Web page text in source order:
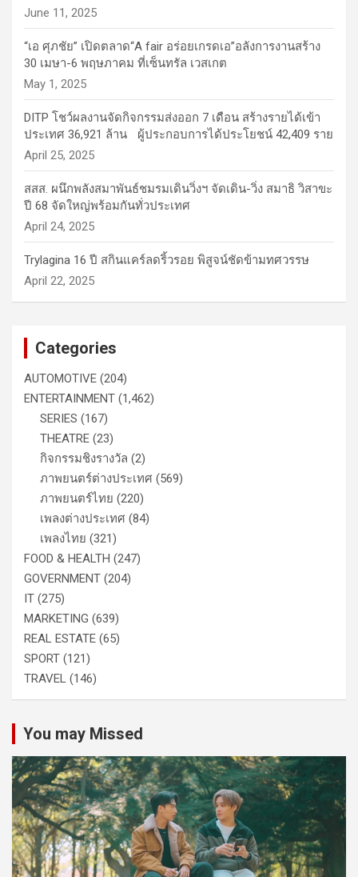
June 11, 2025
“เอ ศุภชัย” เปิดตลาด“A fair อร่อยเกรดเอ”อลังการงานสร้าง
30 เมษา-6 พฤษภาคม ที่เซ็นทรัล เวสเกต
May 1, 2025
DITP โชว์ผลงานจัดกิจกรรมส่งออก 7 เดือน สร้างรายได้เข้า
ประเทศ 36,921 ล้าน ผู้ประกอบการได้ประโยชน์ 42,409 ราย
April 25, 2025
สสส. ผนึกพลังสมาพันธ์ชมรมเดินวิ่งฯ จัดเดิน-วิ่ง สมาธิ วิสาขะ
ปี 68 จัดใหญ่พร้อมกันทั่วประเทศ
April 24, 2025
Trylagina 16 ปี สกินแคร์ลดริ้วรอย พิสูจน์ชัดข้ามทศวรรษ
April 22, 2025
Categories
AUTOMOTIVE (204)
ENTERTAINMENT (1,462)
SERIES (167)
THEATRE (23)
กิจกรรมชิงรางวัล (2)
ภาพยนตร์ต่างประเทศ (569)
ภาพยนตร์ไทย (220)
เพลงต่างประเทศ (84)
เพลงไทย (321)
FOOD & HEALTH (247)
GOVERNMENT (204)
IT (275)
MARKETING (639)
REAL ESTATE (65)
SPORT (121)
TRAVEL (146)
You may Missed